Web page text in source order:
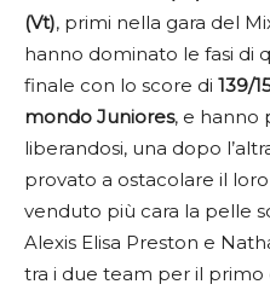
(Vt), primi nella gara del
hanno dominato le fasi di
finale con lo score di 139/
mondo Juniores, e hanno
liberandosi, una dopo
provato a ostacolare il
venduto più cara la pelle
Alexis Elisa Preston e
tra i due team per il